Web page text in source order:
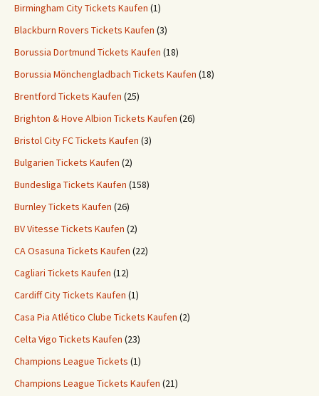
Birmingham City Tickets Kaufen (1)
Blackburn Rovers Tickets Kaufen (3)
Borussia Dortmund Tickets Kaufen (18)
Borussia Mönchengladbach Tickets Kaufen (18)
Brentford Tickets Kaufen (25)
Brighton & Hove Albion Tickets Kaufen (26)
Bristol City FC Tickets Kaufen (3)
Bulgarien Tickets Kaufen (2)
Bundesliga Tickets Kaufen (158)
Burnley Tickets Kaufen (26)
BV Vitesse Tickets Kaufen (2)
CA Osasuna Tickets Kaufen (22)
Cagliari Tickets Kaufen (12)
Cardiff City Tickets Kaufen (1)
Casa Pia Atlético Clube Tickets Kaufen (2)
Celta Vigo Tickets Kaufen (23)
Champions League Tickets (1)
Champions League Tickets Kaufen (21)